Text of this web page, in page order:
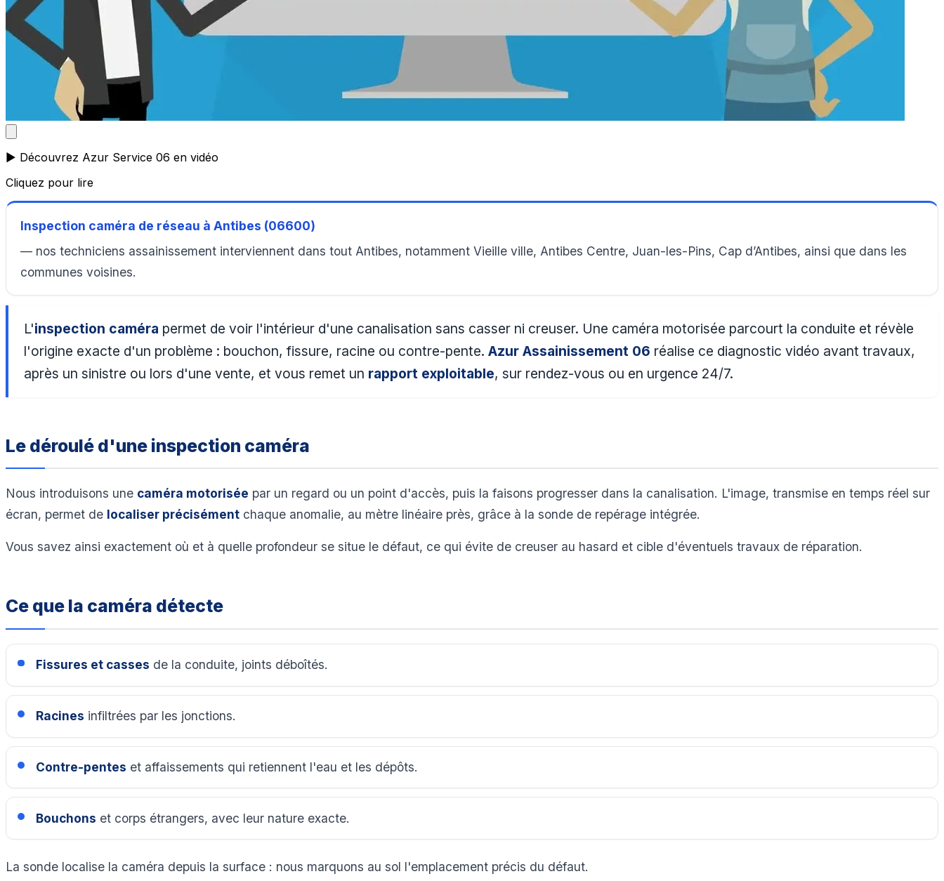
▶️ Découvrez Azur Service 06 en vidéo
Cliquez pour lire
Inspection caméra de réseau à Antibes (06600)
— nos techniciens assainissement interviennent dans tout Antibes, notamment Vieille ville, Antibes Centre, Juan-les-Pins, Cap d’Antibes, ainsi que dans les
communes voisines.
L'inspection caméra permet de voir l'intérieur d'une canalisation sans casser ni creuser. Une caméra motorisée parcourt la conduite et révèle
l'origine exacte d'un problème : bouchon, fissure, racine ou contre-pente.Azur Assainissement 06 réalise ce diagnostic vidéo avant travaux,
après un sinistre ou lors d'une vente, et vous remet un rapport exploitable, sur rendez-vous ou en urgence 24/7.
Le déroulé d'une inspection caméra
Nous introduisons une caméra motorisée par un regard ou un point d'accès, puis la faisons progresser dans la canalisation. L'image, transmise en temps réel sur
écran, permet de localiser précisément chaque anomalie, au mètre linéaire près, grâce à la sonde de repérage intégrée.
Vous savez ainsi exactement où et à quelle profondeur se situe le défaut, ce qui évite de creuser au hasard et cible d'éventuels travaux de réparation.
Ce que la caméra détecte
Fissures et casses de la conduite, joints déboîtés.
Racines infiltrées par les jonctions.
Contre-pentes et affaissements qui retiennent l'eau et les dépôts.
Bouchons et corps étrangers, avec leur nature exacte.
La sonde localise la caméra depuis la surface : nous marquons au sol l'emplacement précis du défaut.